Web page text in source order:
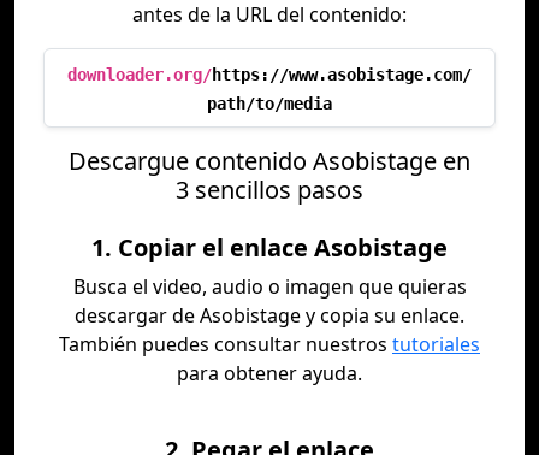
antes de la URL del contenido:
downloader.org/https://www.asobistage.com/
path/to/media
Descargue contenido Asobistage en
3 sencillos pasos
1. Copiar el enlace Asobistage
Busca el video, audio o imagen que quieras
descargar de Asobistage y copia su enlace.
También puedes consultar nuestros tutoriales
para obtener ayuda.